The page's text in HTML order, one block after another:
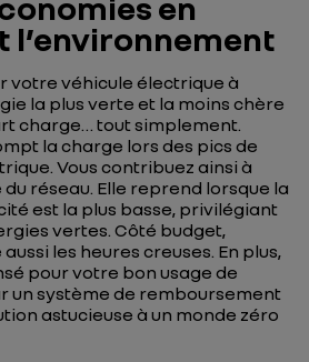
votre véhicule électrique à
la plus verte et la moins chère
charge… tout simplement.
la charge lors des pics de
Vous contribuez ainsi à
réseau. Elle reprend lorsque la
est la plus basse, privilégiant
vertes. Côté budget,
les heures creuses. En plus,
pour votre bon usage de
un système de remboursement
astucieuse à un monde zéro